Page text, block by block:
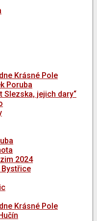
Krásné Pole
Poruba
Slezska, jejich dary“
2024
Bystřice
Krásné Pole